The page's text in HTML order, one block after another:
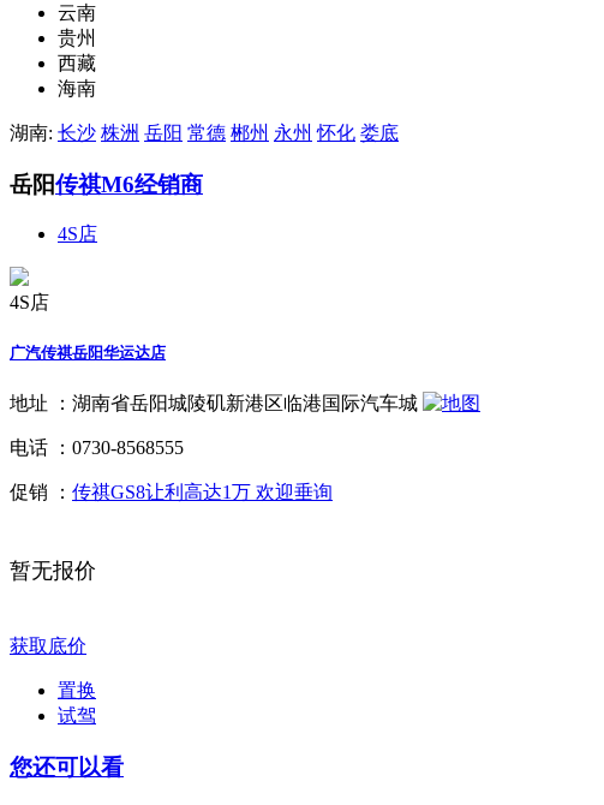
云南
贵州
西藏
海南
湖南: 长沙 株洲 岳阳 常德 郴州 永州 怀化 娄底
岳阳传祺M6经销商
4S店
4S店
广汽传祺岳阳华运达店
地址 ： 湖南省岳阳城陵矶新港区临港国际汽车城
电话 ： 0730-8568555
促销 ： 传祺GS8让利高达1万 欢迎垂询
暂无报价
获取底价
置换
试驾
您还可以看